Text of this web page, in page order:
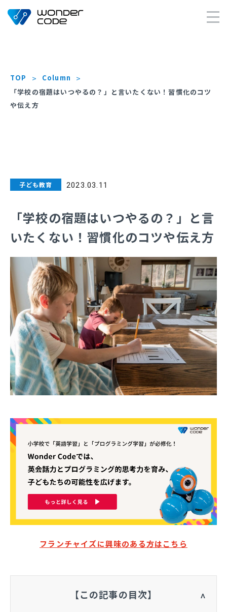
×
TOP
Column
「学校の宿題はいつやるの？」と言いたくない！習慣化のコツ
や伝え方
「学校の宿題はいつやるの？」と言
いたくない！習慣化のコツや伝え方
子ども教育 2023.03.11
フランチャイズに興味のある方はこちら
【この記事の目次】